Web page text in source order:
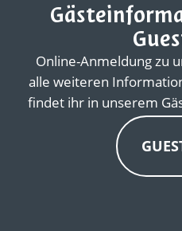
Online-Anmeldung zu
alle weiteren
findet ihr in unserem